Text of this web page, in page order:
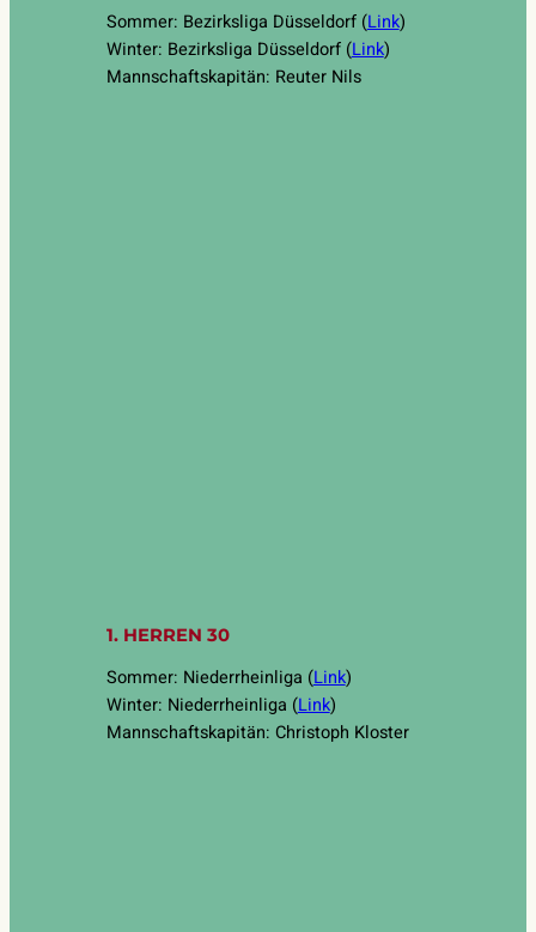
Sommer: Bezirksliga Düsseldorf (Link)
Winter: Bezirksliga Düsseldorf (Link)
Mannschaftskapitän: Reuter Nils
1. HERREN 30
Sommer: Niederrheinliga (Link)
Winter: Niederrheinliga (Link)
Mannschaftskapitän: Christoph Kloster